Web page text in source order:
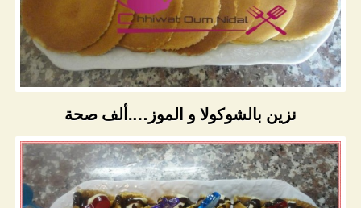
نزين بالشوكولا و الموز….ألف صحة